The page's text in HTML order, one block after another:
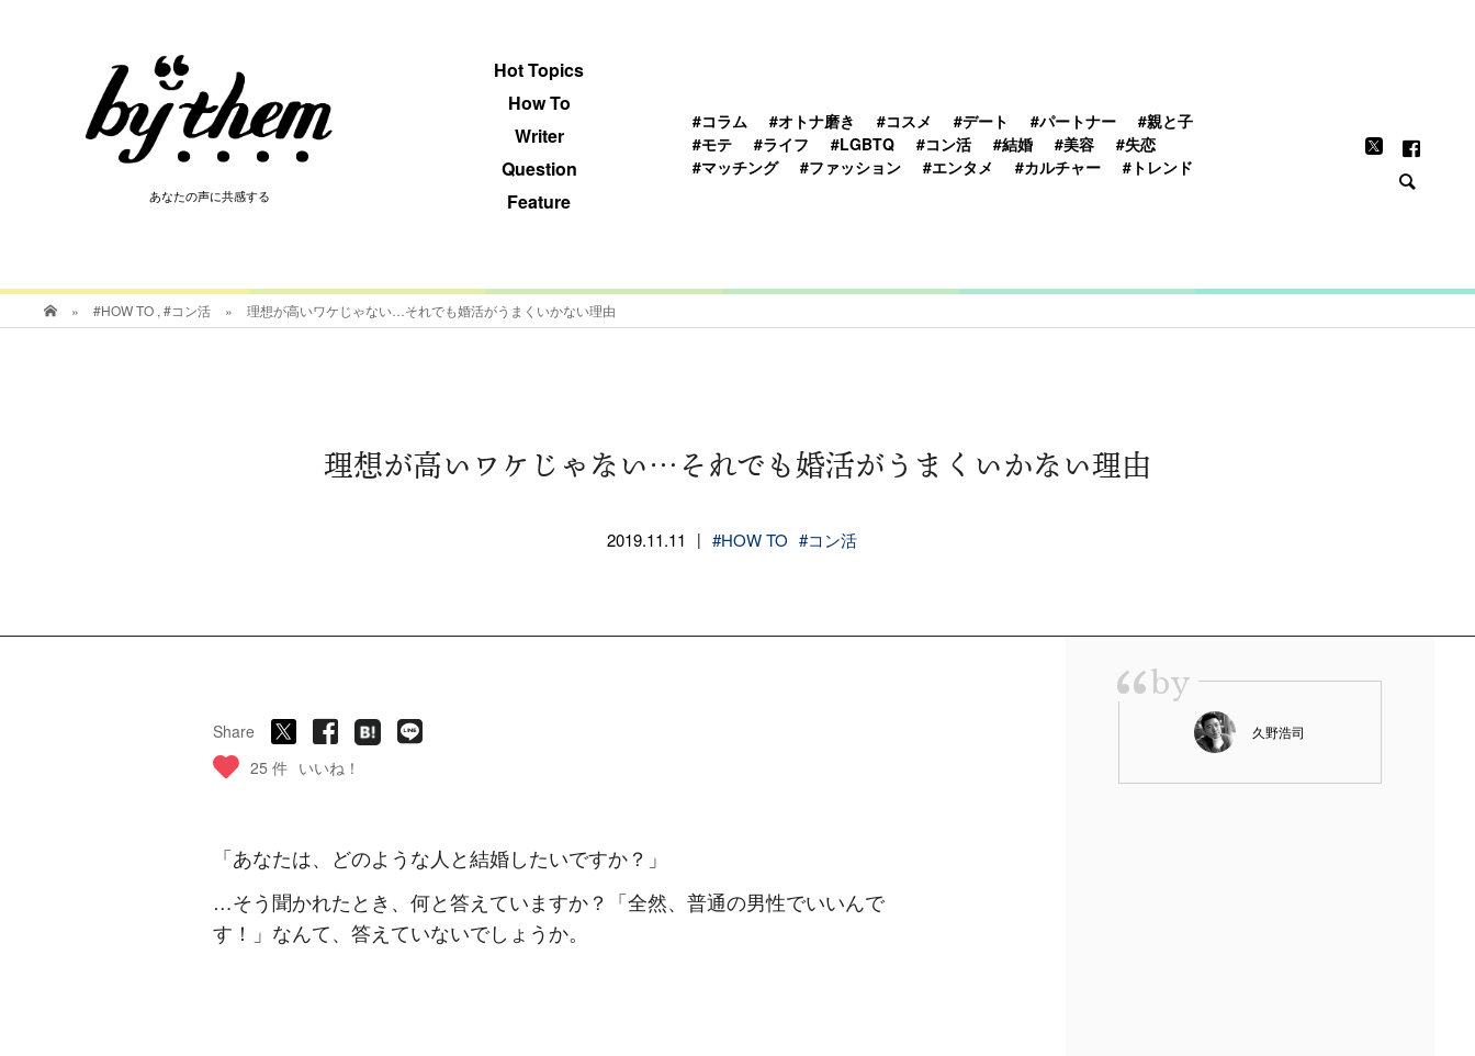
あなたの声に共感する
Hot Topics
How To
Writer
Question
Feature
#コラム #オトナ磨き #コスメ #デート #パートナー
#親と子
#モテ
#ライフ #LGBTQ #コン活 #結婚 #美容
#失恋
#マッチング
#ファッション #エンタメ #カルチャー #トレンド
あなたの声に共感する
» #HOW TO , #コン活 » 理想が高いワケじゃない…それでも婚活がうまくいかない理由
理想が高いワケじゃない…それでも婚活がうまくいかない理由
2019.11.11 | #HOW TO #コン活
Share
25 件 いいね！
「あなたは、どのような人と結婚したいですか？」
…そう聞かれたとき、何と答えていますか？「全然、普通の男性でいいんで
す！」なんて、答えていないでしょうか。
“by
久野浩司